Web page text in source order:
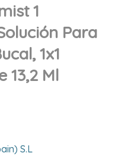
1
Para
1x1
13,2 Ml
S.l